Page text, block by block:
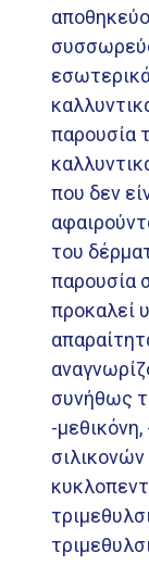
παρουσία
που δεν
του
παρουσία
προκαλεί
συνήθως
-